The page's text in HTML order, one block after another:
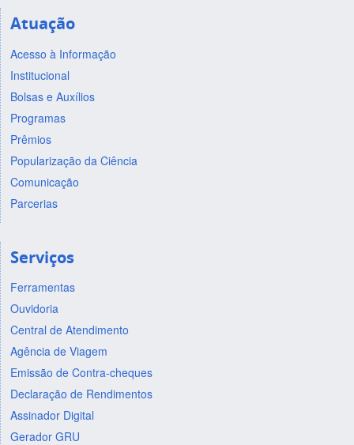
Atuação
Acesso à Informação
Institucional
Bolsas e Auxílios
Programas
Prêmios
Popularização da Ciência
Comunicação
Parcerias
Serviços
Ferramentas
Ouvidoria
Central de Atendimento
Agência de Viagem
Emissão de Contra-cheques
Declaração de Rendimentos
Assinador Digital
Gerador GRU